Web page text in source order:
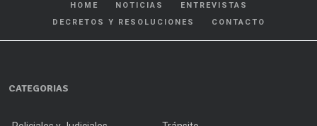
HOME NOTICIAS
ENTREVISTAS
DECRETOS Y RESOLUCIONES
CONTACTO
CATEGORIAS